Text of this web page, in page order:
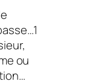
ou